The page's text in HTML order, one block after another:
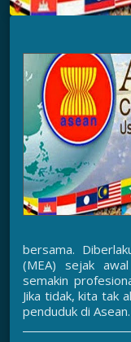
bersama.
(MEA) sejak
semakin
Jika tidak, kita tak
penduduk di Asean.